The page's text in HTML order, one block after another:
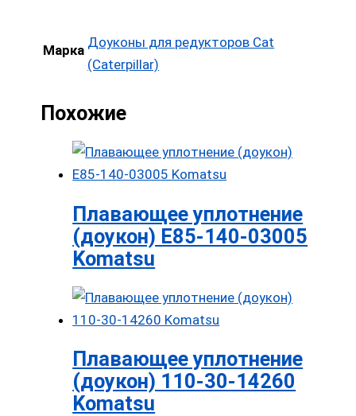
Марка Доуконы для редукторов Cat
(Caterpillar)
Похожие
Плавающее уплотнение
(доукон) E85-140-03005
Komatsu
Плавающее уплотнение
(доукон) 110-30-14260
Komatsu